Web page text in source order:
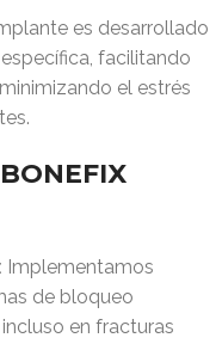
es desarrollado
facilitando
el estrés
.
Implementamos
de bloqueo
en fracturas